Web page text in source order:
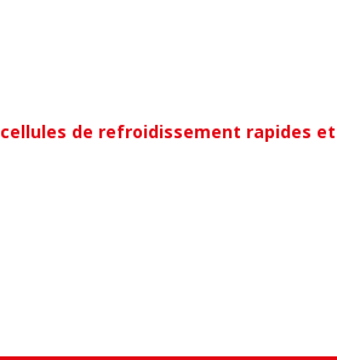
de refroidissement rapides